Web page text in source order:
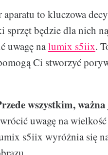
to kluczowa
sprzęt będzie dla nich
uwagę nalumix s5iix.
Ci stworzyć
wszystkim,
uwagę na
s5iix wyróżnia się